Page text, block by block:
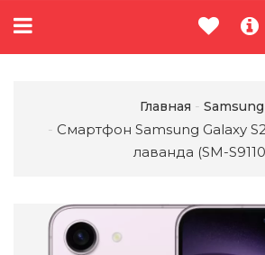
Главная Samsung
Смартфон Samsung Galaxy
лаванда (SM-